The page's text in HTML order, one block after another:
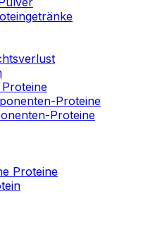
Proteine
Proteine
Proteine